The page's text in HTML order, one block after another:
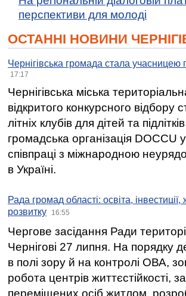
перспективи для молоді
ОСТАННІ НОВИНИ
Чернігівська громада стала учасницею
17:17
Чернігівська міська
відкритого конкурсного
літніх клубів для дітей та
громадська організація
співпраці з міжнародною
в Україні.
Рада громад області: освіта,
розвитку
16:55
Чергове засідання Ради
Чернігові 27 липня. На порядку
в полі зору й на контролі ОВА,
робота центрів життєстійкості,
переміщених осіб житлом,